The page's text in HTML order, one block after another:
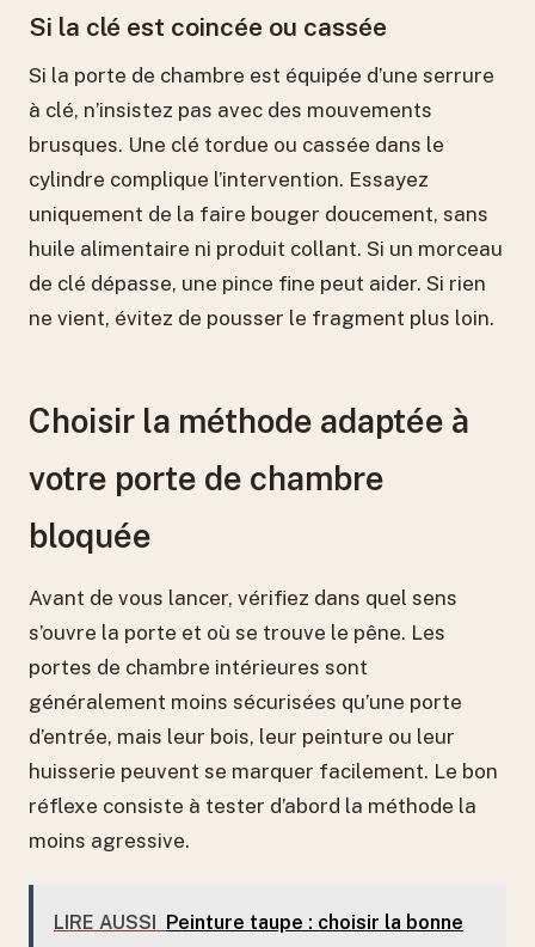
Si la clé est coincée ou cassée
Si la porte de chambre est équipée d’une serrure
à clé, n’insistez pas avec des mouvements
brusques. Une clé tordue ou cassée dans le
cylindre complique l’intervention. Essayez
uniquement de la faire bouger doucement, sans
huile alimentaire ni produit collant. Si un morceau
de clé dépasse, une pince fine peut aider. Si rien
ne vient, évitez de pousser le fragment plus loin.
Choisir la méthode adaptée à
votre porte de chambre
bloquée
Avant de vous lancer, vérifiez dans quel sens
s’ouvre la porte et où se trouve le pêne. Les
portes de chambre intérieures sont
généralement moins sécurisées qu’une porte
d’entrée, mais leur bois, leur peinture ou leur
huisserie peuvent se marquer facilement. Le bon
réflexe consiste à tester d’abord la méthode la
moins agressive.
LIRE AUSSI Peinture taupe : choisir la bonne